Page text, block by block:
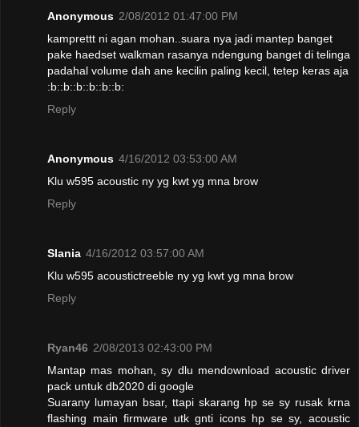
Anonymous 2/08/2012 01:47:00 PM
kamprettt ni agan mohan..suara nya jadi mantep banget
pake haedset walkman rasanya ndengung banget di telinga
padahal volume dah ane kecilin paling kecil, tetep keras aja
:b::b::b::b::b::b:
Reply
Anonymous 4/16/2012 03:53:00 AM
Klu w595 acoustic ny yg kwt yg mna brow
Reply
Slania 4/16/2012 03:57:00 AM
Klu w595 acoustictreeble ny yg kwt yg mna brow
Reply
Ryan46 2/08/2013 02:43:00 PM
Mantap mas mohan, sy dlu mendownload acoustic driver
pack untuk db2020 di google
Suarany lumayan bsar, ttapi skarang hp se sy rusak krna
flashing main firmware utk gnti icons hp se sy, acoustic